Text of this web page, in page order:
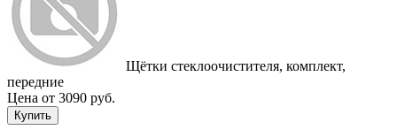
Щётки стеклоочистителя, комплект,
передние
Цена от 3090 руб.
Купить